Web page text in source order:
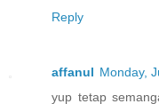
Reply
affanul Monday,
yup tetap